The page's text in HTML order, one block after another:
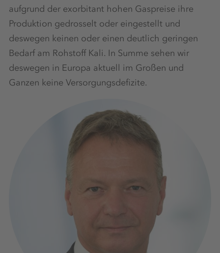
aufgrund der exorbitant hohen Gaspreise ihre
Produktion gedrosselt oder eingestellt und
deswegen keinen oder einen deutlich geringen
Bedarf am Rohstoff Kali. In Summe sehen wir
deswegen in Europa aktuell im Großen und
Ganzen keine Versorgungsdefizite.